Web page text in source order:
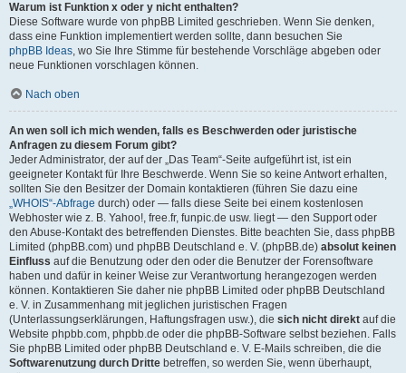
Warum ist Funktion x oder y nicht enthalten?
Diese Software wurde von phpBB Limited geschrieben. Wenn Sie denken,
dass eine Funktion implementiert werden sollte, dann besuchen Sie
phpBB Ideas, wo Sie Ihre Stimme für bestehende Vorschläge abgeben oder
neue Funktionen vorschlagen können.
Nach oben
An wen soll ich mich wenden, falls es Beschwerden oder juristische
Anfragen zu diesem Forum gibt?
Jeder Administrator, der auf der „Das Team“-Seite aufgeführt ist, ist ein
geeigneter Kontakt für Ihre Beschwerde. Wenn Sie so keine Antwort erhalten,
sollten Sie den Besitzer der Domain kontaktieren (führen Sie dazu eine
„WHOIS“-Abfrage durch) oder — falls diese Seite bei einem kostenlosen
Webhoster wie z. B. Yahoo!, free.fr, funpic.de usw. liegt — den Support oder
den Abuse-Kontakt des betreffenden Dienstes. Bitte beachten Sie, dass phpBB
Limited (phpBB.com) und phpBB Deutschland e. V. (phpBB.de) absolut keinen
Einfluss auf die Benutzung oder den oder die Benutzer der Forensoftware
haben und dafür in keiner Weise zur Verantwortung herangezogen werden
können. Kontaktieren Sie daher nie phpBB Limited oder phpBB Deutschland
e. V. in Zusammenhang mit jeglichen juristischen Fragen
(Unterlassungserklärungen, Haftungsfragen usw.), die sich nicht direkt auf die
Website phpbb.com, phpbb.de oder die phpBB-Software selbst beziehen. Falls
Sie phpBB Limited oder phpBB Deutschland e. V. E-Mails schreiben, die die
Softwarenutzung durch Dritte betreffen, so werden Sie, wenn überhaupt,